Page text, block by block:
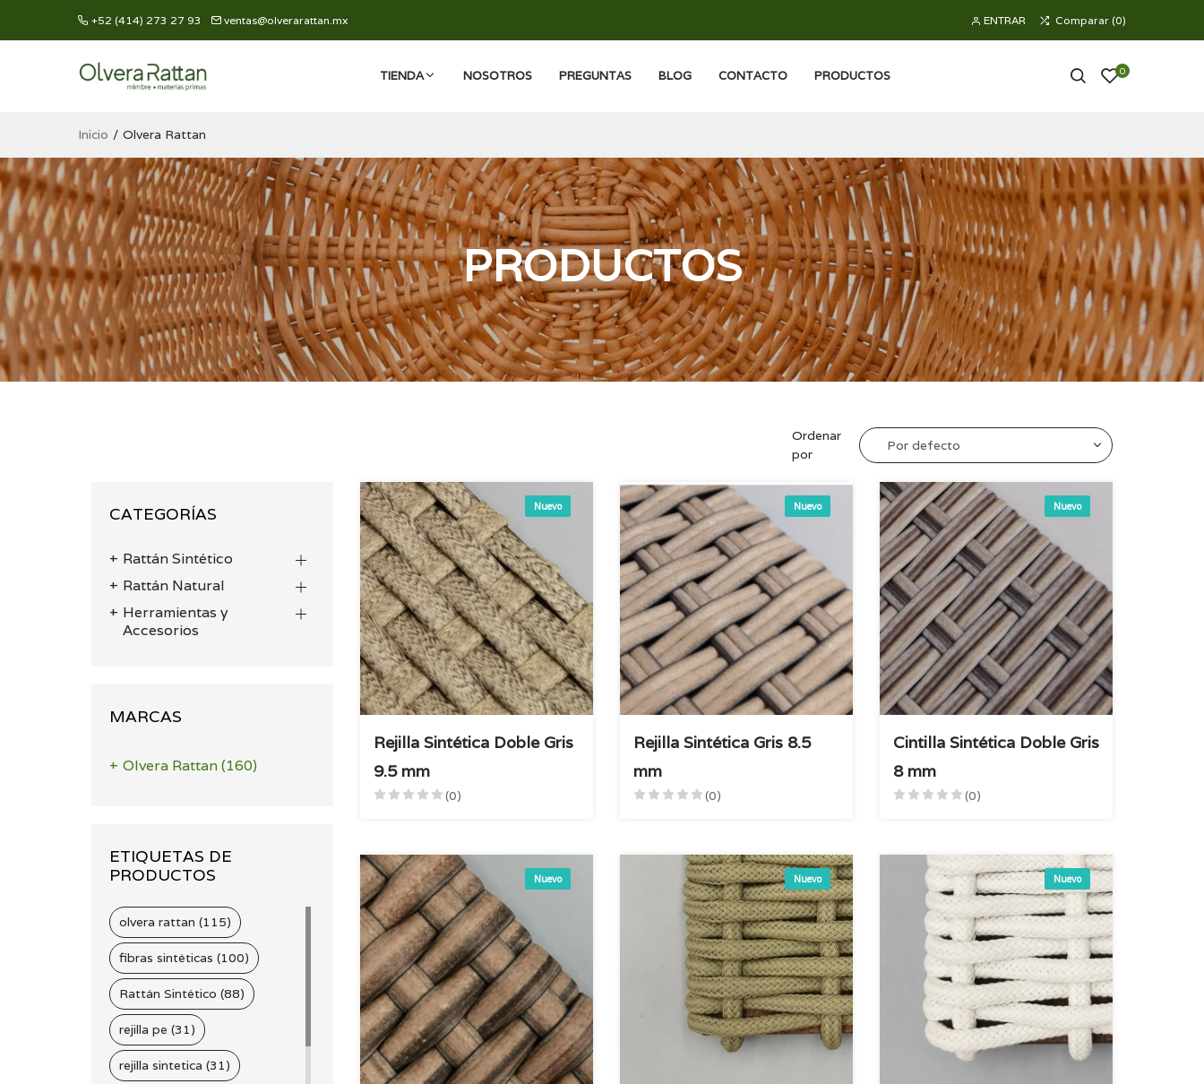
+52 (414) 273 27 93 ventas@olverarattan.mx ENTRAR Comparar (0)
TIENDA NOSOTROS PREGUNTAS BLOG CONTACTO PRODUCTOS 0
Inicio Olvera Rattan
PRODUCTOS
Ordenar
por
CATEGORÍAS
Rattán Sintético
Rattán Natural
Herramientas y
Accesorios
MARCAS
Olvera Rattan(160)
ETIQUETAS DE
PRODUCTOS
olvera rattan (115)
fibras sintéticas (100)
Rattán Sintético (88)
rejilla pe (31)
rejilla sintetica (31)
Nuevo
Rejilla Sintética Doble Gris
9.5 mm
(0)
Nuevo
Rejilla Sintética Gris 8.5
mm
(0)
Nuevo
Cintilla Sintética Doble Gris
8 mm
(0)
Nuevo Nuevo Nuevo